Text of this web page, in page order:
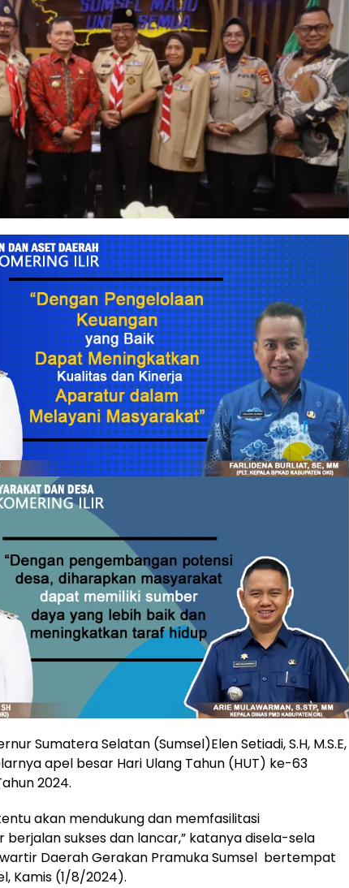
Sumatera Selatan (Sumsel)Elen Setiadi, S.H, M.S.E,
apel besar Hari Ulang Tahun (HUT) ke-63
2024.
akan mendukung dan memfasilitasi
sukses dan lancar,” katanya disela-sela
Daerah Gerakan Pramuka Sumsel bertempat
Kamis (1/8/2024).